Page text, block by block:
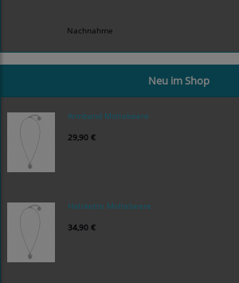
Nachnahme
Neu im Shop
Armband Moltebeere
29,90 €
Halskette Moltebeere
34,90 €